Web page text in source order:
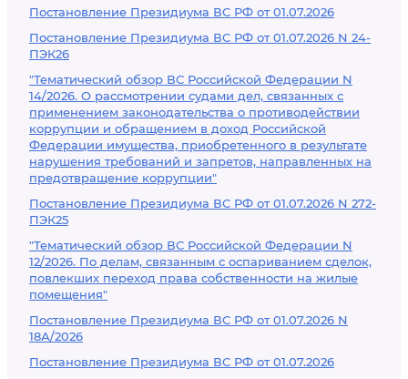
Постановление Президиума ВС РФ от 01.07.2026
Постановление Президиума ВС РФ от 01.07.2026 N 24-
ПЭК26
"Тематический обзор ВС Российской Федерации N
14/2026. О рассмотрении судами дел, связанных с
применением законодательства о противодействии
коррупции и обращением в доход Российской
Федерации имущества, приобретенного в результате
нарушения требований и запретов, направленных на
предотвращение коррупции"
Постановление Президиума ВС РФ от 01.07.2026 N 272-
ПЭК25
"Тематический обзор ВС Российской Федерации N
12/2026. По делам, связанным с оспариванием сделок,
повлекших переход права собственности на жилые
помещения"
Постановление Президиума ВС РФ от 01.07.2026 N
18А/2026
Постановление Президиума ВС РФ от 01.07.2026